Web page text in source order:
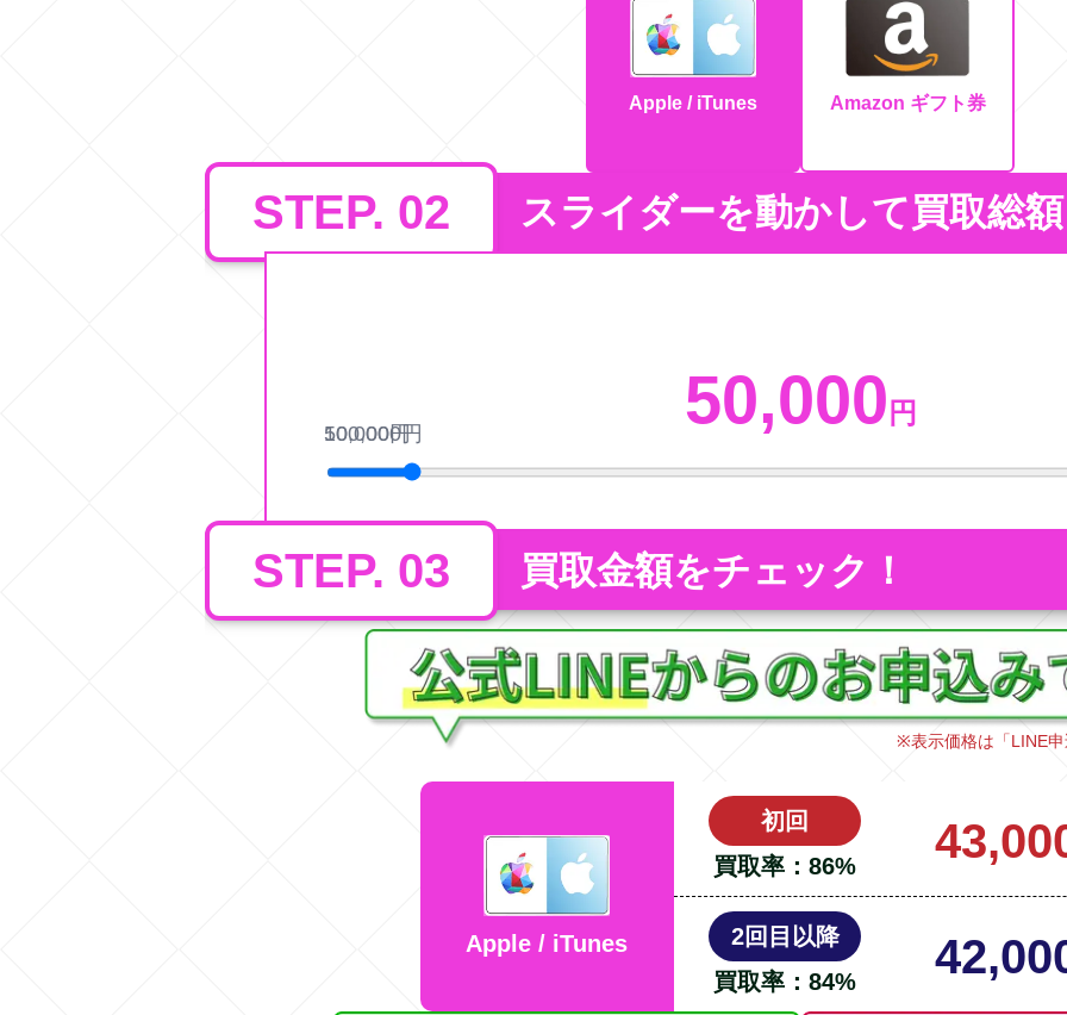
Apple / iTunes Amazon ギフト券
STEP. 02 スライダーを動かして買取総
50,000 円
10,000円
500,000円
STEP. 03 買取金額をチェック！
※表示価格は「LINE
Apple / iTunes
初回
買取率：86%
2回目以降
買取率：84%